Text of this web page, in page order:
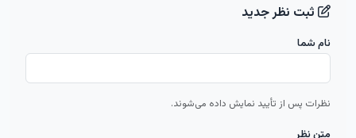
ثبت نظر جدید
نام شما
نظرات پس از تأیید نمایش داده می‌شوند.